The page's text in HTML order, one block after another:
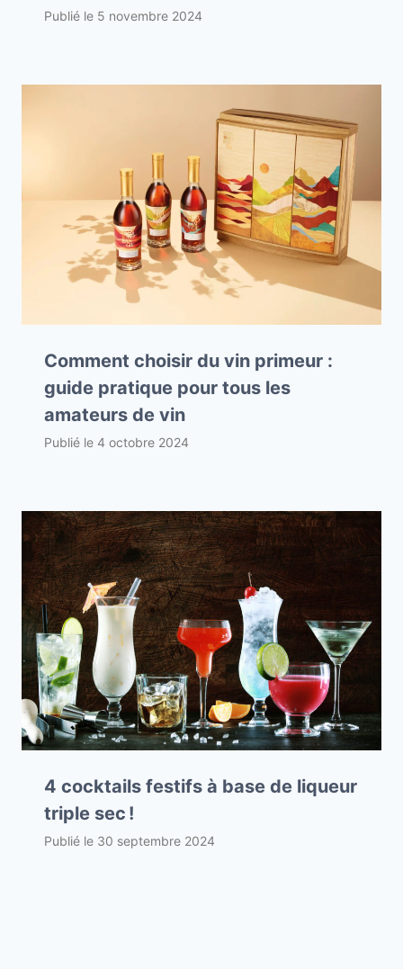
Publié le 5 novembre 2024
Comment choisir du vin primeur :
guide pratique pour tous les
amateurs de vin
Publié le 4 octobre 2024
4 cocktails festifs à base de liqueur
triple sec !
Publié le 30 septembre 2024